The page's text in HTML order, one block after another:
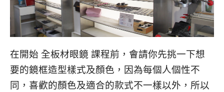
在開始 全板材眼鏡 課程前，會請你先挑一下想
要的鏡框造型樣式及顏色，因為每個人個性不
同，喜歡的顏色及適合的款式不一樣以外，所以